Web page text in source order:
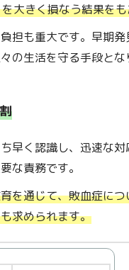
大きく損なう結果を
担も重大です。早期
の生活を守る手段とな
早く認識し、迅速な対
な責務です。
を通じて、敗血症に
求められます。